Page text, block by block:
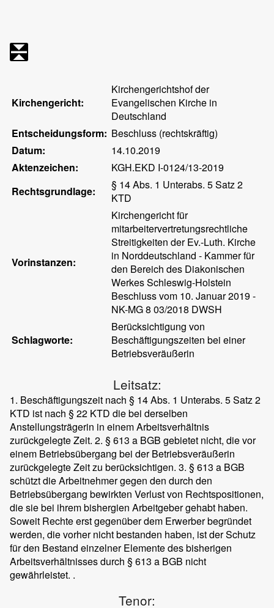
Kirchengericht:
Kirchengerichtshof der
Evangelischen Kirche in
Deutschland
Entscheidungsform: Beschluss (rechtskräftig)
Datum:
14.10.2019
Aktenzeichen:
KGH.EKD I-0124/13-2019
Rechtsgrundlage:
§ 14 Abs. 1 Unterabs. 5 Satz 2
KTD
Vorinstanzen:
Kirchengericht für
mitarbeitervertretungsrechtliche
Streitigkeiten der Ev.-Luth. Kirche
in Norddeutschland - Kammer für
den Bereich des Diakonischen
Werkes Schleswig-Holstein
Beschluss vom 10. Januar 2019 -
NK-MG 8 03/2018 DWSH
Schlagworte:
Berücksichtigung von
Beschäftigungszeiten bei einer
Betriebsveräußerin
Leitsatz:
1. Beschäftigungszeit nach § 14 Abs. 1 Unterabs. 5 Satz 2
KTD ist nach § 22 KTD die bei derselben
Anstellungsträgerin in einem Arbeitsverhältnis
zurückgelegte Zeit. 2. § 613 a BGB gebietet nicht, die vor
einem Betriebsübergang bei der Betriebsveräußerin
zurückgelegte Zeit zu berücksichtigen. 3. § 613 a BGB
schützt die Arbeitnehmer gegen den durch den
Betriebsübergang bewirkten Verlust von Rechtspositionen,
die sie bei ihrem bishergien Arbeitgeber gehabt haben.
Soweit Rechte erst gegenüber dem Erwerber begründet
werden, die vorher nicht bestanden haben, ist der Schutz
für den Bestand einzelner Elemente des bisherigen
Arbeitsverhältnisses durch § 613 a BGB nicht
gewährleistet. .
Tenor: